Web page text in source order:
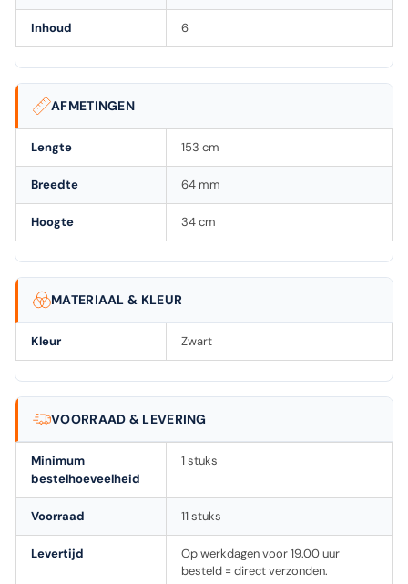
Inhoud 6
AFMETINGEN
Lengte 153 cm
Breedte 64 mm
Hoogte 34 cm
MATERIAAL & KLEUR
Kleur Zwart
VOORRAAD & LEVERING
Minimum
bestelhoeveelheid
1 stuks
Voorraad 11 stuks
Levertijd
Op werkdagen voor 19.00 uur
besteld = direct verzonden.